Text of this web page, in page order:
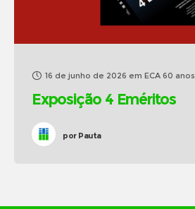
16 de junho de 2026 em ECA 60 anos
Exposição 4 Eméritos
porPauta